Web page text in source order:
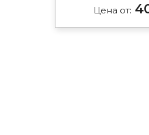
Цена от: